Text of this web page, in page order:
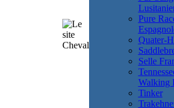
Pure
Quater-
Selle
Walking
Tinker